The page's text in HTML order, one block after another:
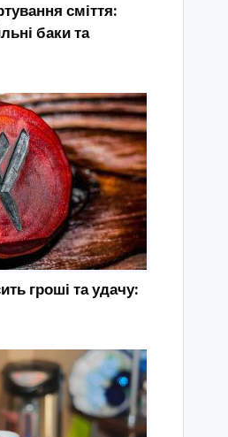
сміття:
баки та
гроші та удачу: